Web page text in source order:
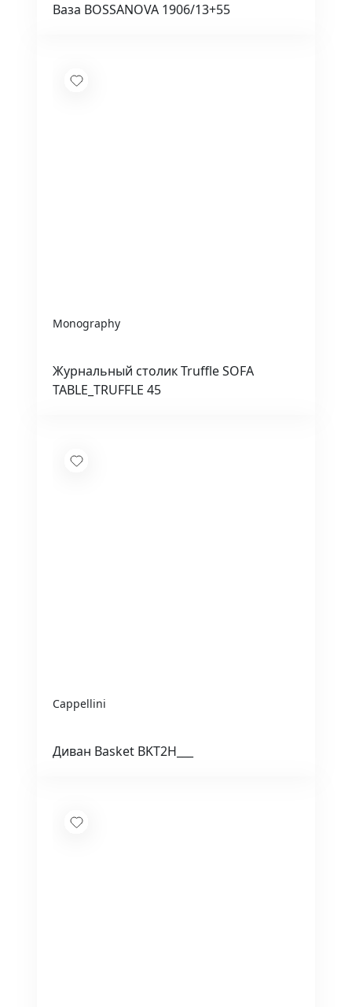
Ваза BOSSANOVA 1906/13+55
Monography
Журнальный столик Truffle SOFA
TABLE_TRUFFLE 45
Cappellini
Диван Basket BKT2H___